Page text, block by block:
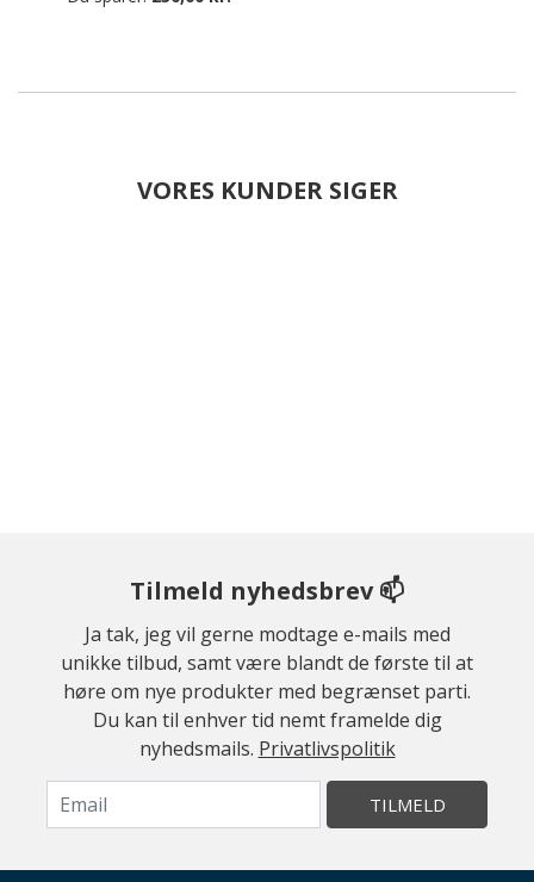
VORES KUNDER SIGER
Tilmeld nyhedsbrev 📫
Ja tak, jeg vil gerne modtage e-mails med
unikke tilbud, samt være blandt de første til at
høre om nye produkter med begrænset parti.
Du kan til enhver tid nemt framelde dig
nyhedsmails. Privatlivspolitik
TILMELD